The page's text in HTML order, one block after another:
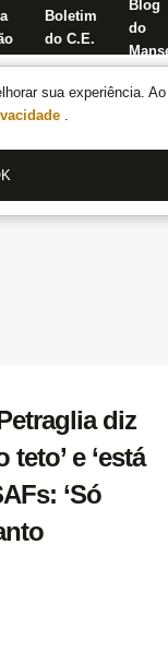
sua experiência.
.
Boletim
do C.E.
Blog
do
diz
e ‘está
‘Só